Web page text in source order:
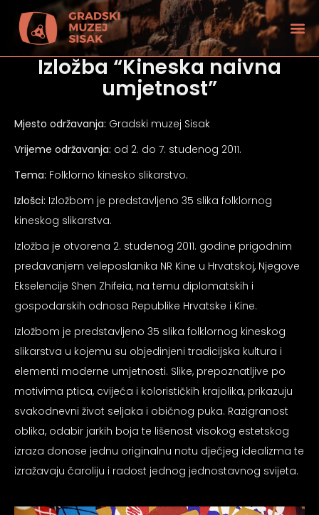
Izložba “Kineska naivna
umjetnost”
Mjesto održavanja: Gradski muzej Sisak
Vrijeme održavanja: od 2. do 7. studenog 2011.
Tema: Folklorno kinesko slikarstvo.
Izlošci: Izložbom je predstavljeno 35 slika folklornog
kineskog slikarstva.
Izložba je otvorena 2. studenog 2011. godine prigodnim
predavanjem veleposlanika NR Kine u Hrvatskoj, Njegove
Ekselencije Shen Zhifeia, na temu diplomatskih i
gospodarskih odnosa Republike Hrvatske i Kine.
Izložbom je predstavljeno 35 slika folklornog kineskog
slikarstva u kojemu su objedinjeni tradicijska kultura i
elementi moderne umjetnosti. Slike, prepoznatljive po
motivima ptica, cvijeća i kolorističkih krajolika, prikazuju
svakodnevni život seljaka i običnog puka. Razigranost
oblika, odabir jarkih boja te lišenost visokog estetskog
izraza donose jednu originalnu notu dječjeg idealizma te
izražavaju čaroliju i radost jednog jednostavnog svijeta.
vida